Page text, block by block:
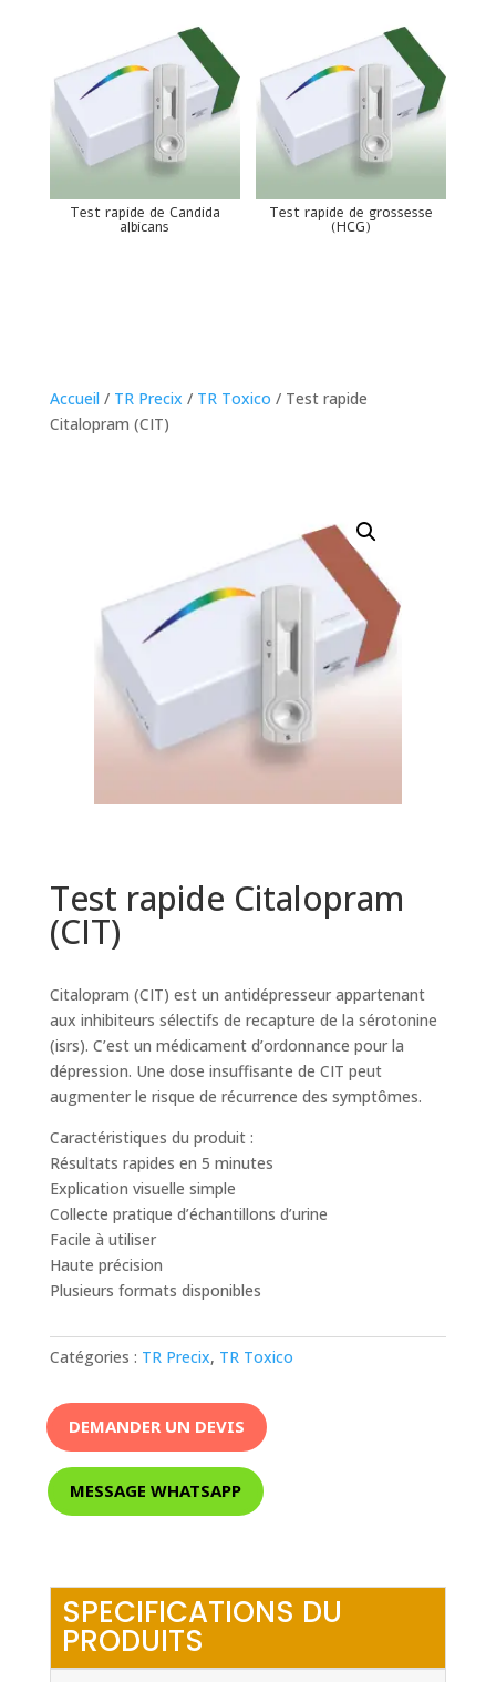
Test rapide de Candida
albicans
Test rapide de grossesse
(HCG)
Accueil / TR Precix / TR Toxico / Test rapide
Citalopram (CIT)
Test rapide Citalopram
(CIT)
Citalopram (CIT) est un antidépresseur appartenant
aux inhibiteurs sélectifs de recapture de la sérotonine
(isrs). C’est un médicament d’ordonnance pour la
dépression. Une dose insuffisante de CIT peut
augmenter le risque de récurrence des symptômes.
Caractéristiques du produit :
Résultats rapides en 5 minutes
Explication visuelle simple
Collecte pratique d’échantillons d’urine
Facile à utiliser
Haute précision
Plusieurs formats disponibles
Catégories : TR Precix, TR Toxico
DEMANDER UN DEVIS
MESSAGE WHATSAPP
SPECIFICATIONS DU
PRODUITS